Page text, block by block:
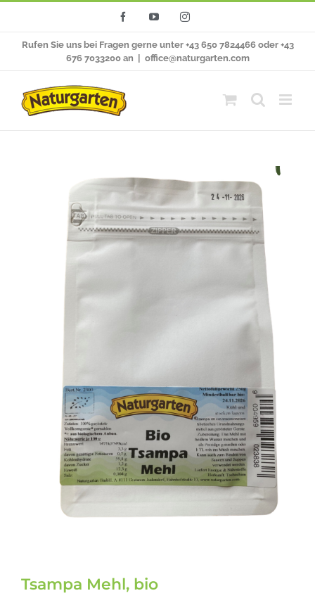
FacebookYouTubeInstagram
Rufen Sie uns bei Fragen gerne unter +43 650 7824466 oder +43
676 7033200 an
office@naturgarten.com
Tsampa Mehl, bio